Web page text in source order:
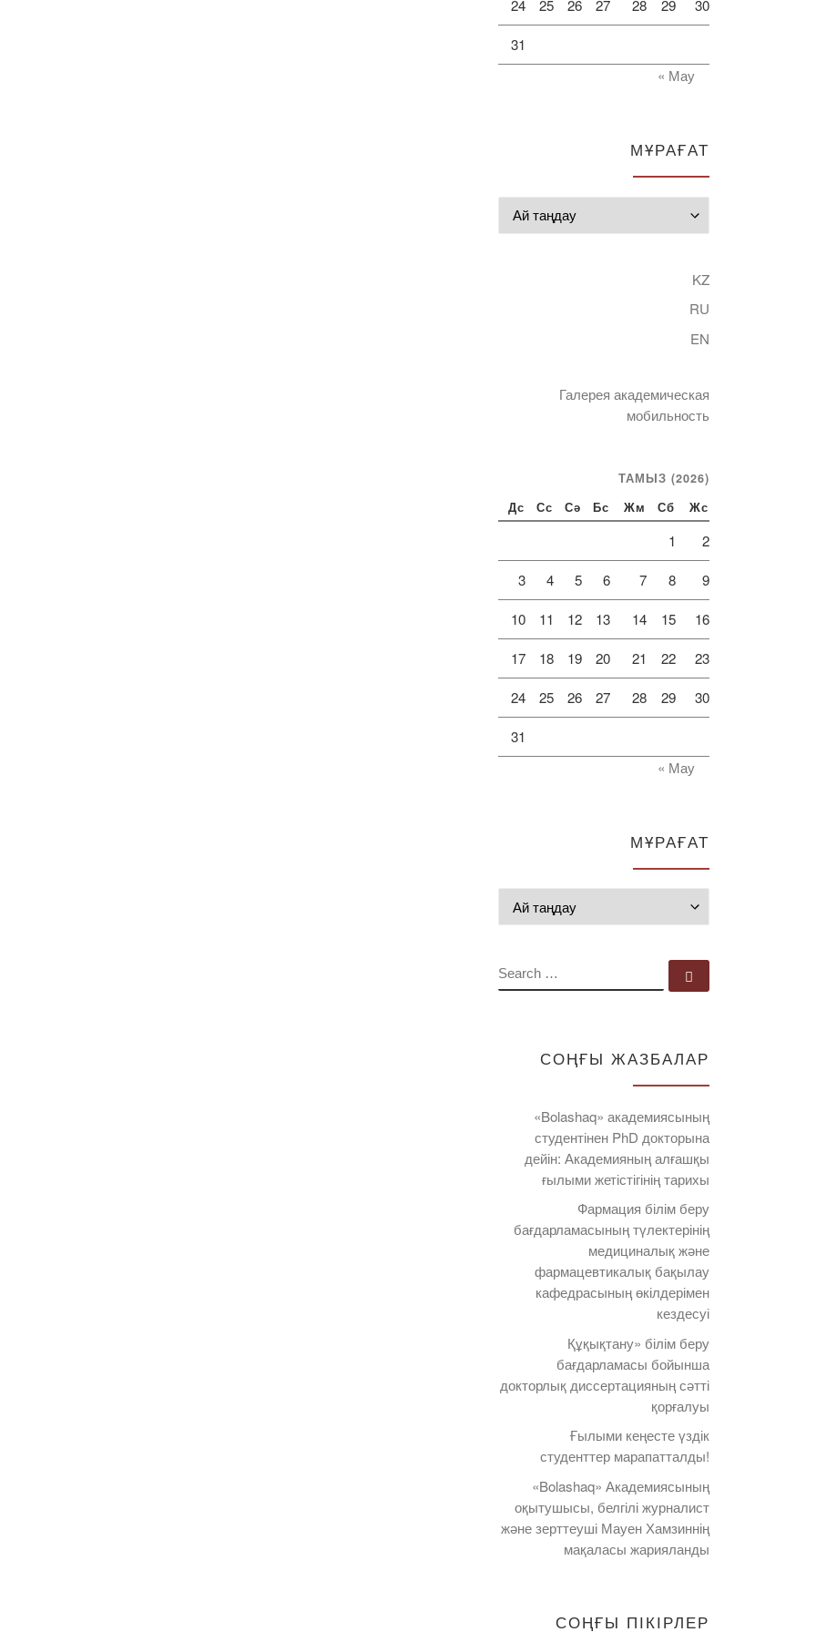
24 25 26 27 28 29 30
31
« Мау
МҰРАҒАТ
KZ
RU
EN
Галерея академическая
мобильность
ТАМЫЗ (2026)
Дс Сс Сә Бс Жм Сб Жс
1 2
3 4 5 6 7 8 9
10 11 12 13 14 15 16
17 18 19 20 21 22 23
24 25 26 27 28 29 30
31
« Мау
МҰРАҒАТ
SEARCH
СОҢҒЫ ЖАЗБАЛАР
«Bolashaq» академиясының
студентінен PhD докторына
дейін: Академияның алғашқы
ғылыми жетістігінің тарихы
Фармация білім беру
бағдарламасының түлектерінің
медициналық және
фармацевтикалық бақылау
кафедрасының өкілдерімен
кездесуі
Құқықтану» білім беру
бағдарламасы бойынша
докторлық диссертацияның сәтті
қорғалуы
Ғылыми кеңесте үздік
студенттер марапатталды!
«Bolashaq» Академиясының
оқытушысы, белгілі журналист
және зерттеуші Мауен Хамзиннің
мақаласы жарияланды
СОҢҒЫ ПІКІРЛЕР